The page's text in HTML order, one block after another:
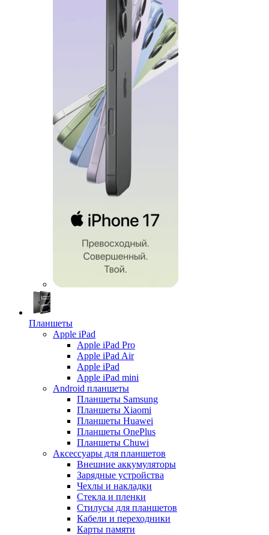
Планшеты
Apple iPad
Apple iPad Pro
Apple iPad Air
Apple iPad
Apple iPad mini
Android планшеты
Планшеты Samsung
Планшеты Xiaomi
Планшеты Huawei
Планшеты OnePlus
Планшеты Chuwi
Аксессуары для планшетов
Внешние аккумуляторы
Зарядные устройства
Чехлы и накладки
Стекла и пленки
Стилусы для планшетов
Кабели и переходники
Карты памяти